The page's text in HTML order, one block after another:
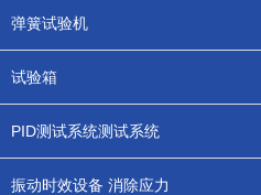
弹簧试验机
试验箱
PID测试系统测试系统
振动时效设备 消除应力